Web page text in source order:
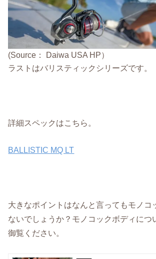
(Source： Daiwa USA HP）
ラストはバリスティックシリーズです。
詳細スペックはこちら。
BALLISTIC MQ LT
大きなポイントはなんと言ってもモノコ
ないでしょうか？モノコックボディにつ
御覧ください。